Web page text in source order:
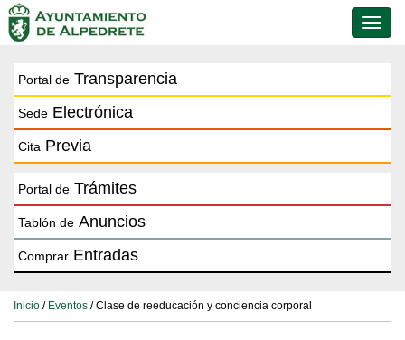
de
Portal de Transparencia
Sede Electrónica
Cita Previa
Portal de Trámites
Tablón de Anuncios
Comprar Entradas
Inicio / Eventos / Clase de reeducación y conciencia corporal